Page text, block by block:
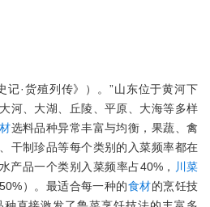
记·货殖列传》）。”山东位于黄河下
河、大湖、丘陵、平原、大海等多样
选料品种异常丰富与均衡，果蔬、禽
干制珍品等每个类别的入菜频率都在
产品一个类别入菜频率占40%，
川菜
）。最适合每一种的食材的烹饪技